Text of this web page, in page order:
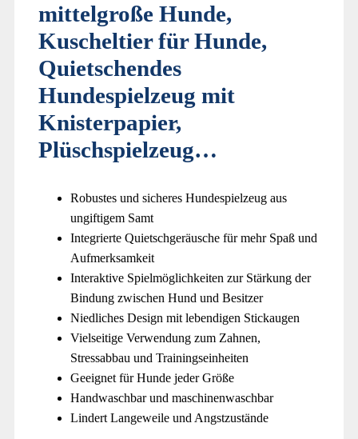
mittelgroße Hunde,
Kuscheltier für Hunde,
Quietschendes
Hundespielzeug mit
Knisterpapier,
Plüschspielzeug…
Robustes und sicheres Hundespielzeug aus
ungiftigem Samt
Integrierte Quietschgeräusche für mehr Spaß und
Aufmerksamkeit
Interaktive Spielmöglichkeiten zur Stärkung der
Bindung zwischen Hund und Besitzer
Niedliches Design mit lebendigen Stickaugen
Vielseitige Verwendung zum Zahnen,
Stressabbau und Trainingseinheiten
Geeignet für Hunde jeder Größe
Handwaschbar und maschinenwaschbar
Lindert Langeweile und Angstzustände